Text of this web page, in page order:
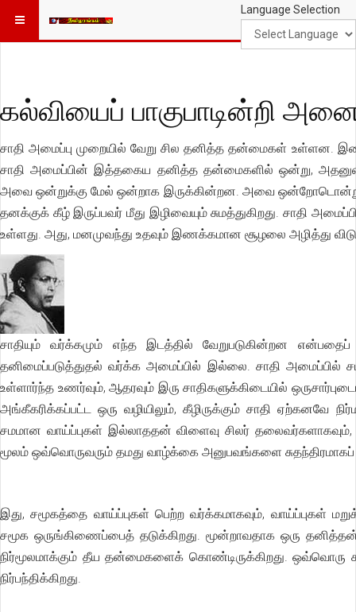
Language Selection
கல்வியைப் பாகுபாடின்றி
சாதி அமைப்பு முறையில் வேறு சில தனித்த தன்மைகள்
சாதி அமைப்பின் இத்தகைய தனித்த தன்மைகளில் ஒன்று,
அவை ஒன்றுக்கு மேல் ஒன்றாக இருக்கின்றன. அவை ஒன்றோடொன்று
தனக்குக் கீழ் இருப்பவர் மீது இழிவையும் சுமத்துகிறது.
உள்ளது. அது, மனமுவந்து உதவும் இணக்கமான சூழலை அழித்து
சாதியும் வர்க்கமும் எந்த இடத்தில் வேறுபடுகின்றன
தனிமைப்படுத்துதல் வர்க்க அமைப்பில் இல்லை. சாதி
உள்ளார்ந்த உணர்வும், ஆதரவும் இரு சாதிகளுக்கிடையில்
அங்கீகரிக்கப்பட்ட ஒரு வழியிலும், கீழிருக்கும் சாதி ஏற்கனவே
சமமான வாய்ப்புகள் இல்லாததன் விளைவு சிலர்
மூலம் ஒவ்வொருவரும் தமது வாழ்க்கை அனுபவங்களை சுதந்திரமாகப்
இது, சமூகத்தை வாய்ப்புகள் பெற்ற வர்க்கமாகவும், வாய்ப்புகள்
சமூக ஒருங்கிணைப்பைத் தடுக்கிறது. மூன்றாவதாக ஒரு
நிர்மூலமாக்கும் தீய தன்மைகளைக் கொண்டிருக்கிறது. ஒவ்வொரு
நிர்பந்திக்கிறது.